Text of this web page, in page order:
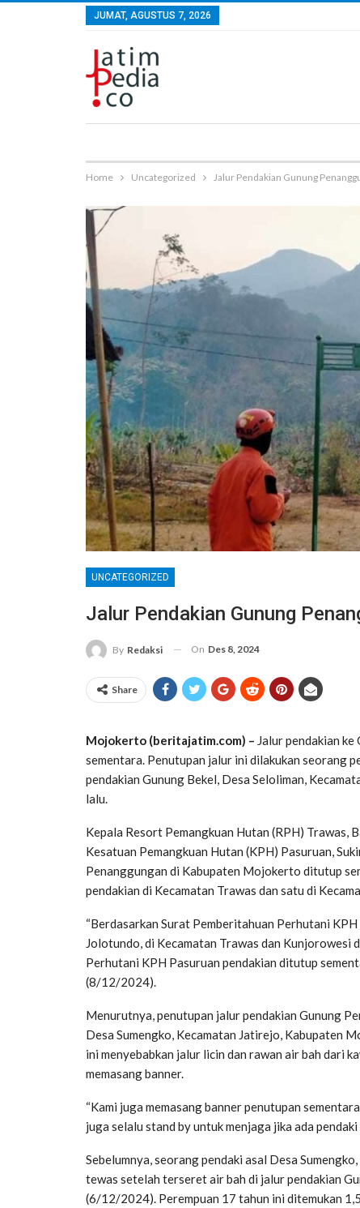
JUMAT, AGUSTUS 7, 2026
Home Uncategorized Jalur Pendakian Gunung
UNCATEGORIZED
Jalur Pendakian Gunung
By Redaksi On Des 8, 2024
Share
Mojokerto (beritajatim.com) – Jalur pendakian
sementara. Penutupan jalur ini dilakukan seorang
pendakian Gunung Bekel, Desa Seloliman,
lalu.
Kepala Resort Pemangkuan Hutan (RPH) Trawas,
Kesatuan Pemangkuan Hutan (KPH) Pasuruan,
Penanggungan di Kabupaten Mojokerto ditutup
pendakian di Kecamatan Trawas dan satu di
“Berdasarkan Surat Pemberitahuan Perhutani
Jolotundo, di Kecamatan Trawas dan Kunjorowesi
Perhutani KPH Pasuruan pendakian ditutup
(8/12/2024).
Menurutnya, penutupan jalur pendakian Gunung
Desa Sumengko, Kecamatan Jatirejo, Kabupaten
ini menyebabkan jalur licin dan rawan air bah dari
memasang banner.
“Kami juga memasang banner penutupan
juga selalu stand by untuk menjaga jika ada
Sebelumnya, seorang pendaki asal Desa
tewas setelah terseret air bah di jalur pendakian
(6/12/2024). Perempuan 17 tahun ini ditemukan